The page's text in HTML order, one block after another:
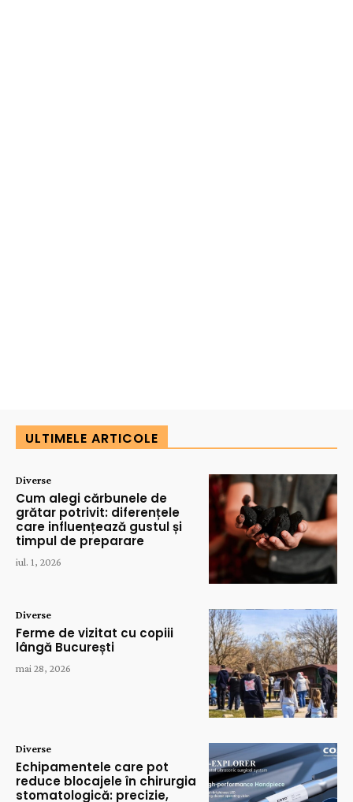
ULTIMELE ARTICOLE
Diverse
Cum alegi cărbunele de
grătar potrivit: diferențele
care influențează gustul și
timpul de preparare
iul. 1, 2026
Diverse
Ferme de vizitat cu copiii
lângă București
mai 28, 2026
Diverse
Echipamentele care pot
reduce blocajele în chirurgia
stomatologică: precizie,